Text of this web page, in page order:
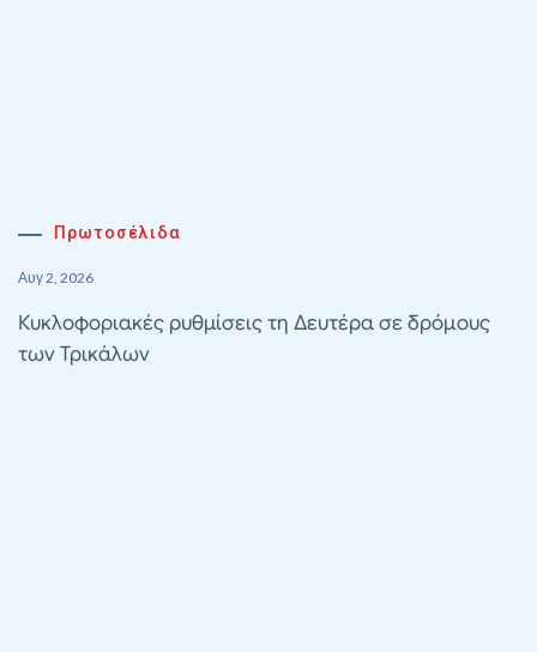
Πρωτοσέλιδα
Αυγ 2, 2026
Κυκλοφοριακές ρυθμίσεις τη Δευτέρα σε δρόμους
των Τρικάλων